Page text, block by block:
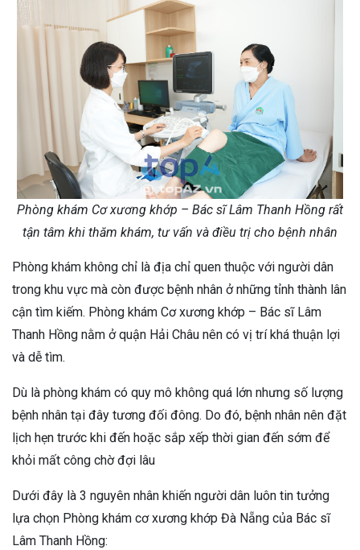
Phòng khám Cơ xương khớp – Bác sĩ Lâm Thanh Hồng rất
tận tâm khi thăm khám, tư vấn và điều trị cho bệnh nhân
Phòng khám không chỉ là địa chỉ quen thuộc với người dân
trong khu vực mà còn được bệnh nhân ở những tỉnh thành lân
cận tìm kiếm. Phòng khám Cơ xương khớp – Bác sĩ Lâm
Thanh Hồng nằm ở quận Hải Châu nên có vị trí khá thuận lợi
và dễ tìm.
Dù là phòng khám có quy mô không quá lớn nhưng số lượng
bệnh nhân tại đây tương đối đông. Do đó, bệnh nhân nên đặt
lịch hẹn trước khi đến hoặc sắp xếp thời gian đến sớm để
khỏi mất công chờ đợi lâu
Dưới đây là 3 nguyên nhân khiến người dân luôn tin tưởng
lựa chọn Phòng khám cơ xương khớp Đà Nẵng của Bác sĩ
Lâm Thanh Hồng: